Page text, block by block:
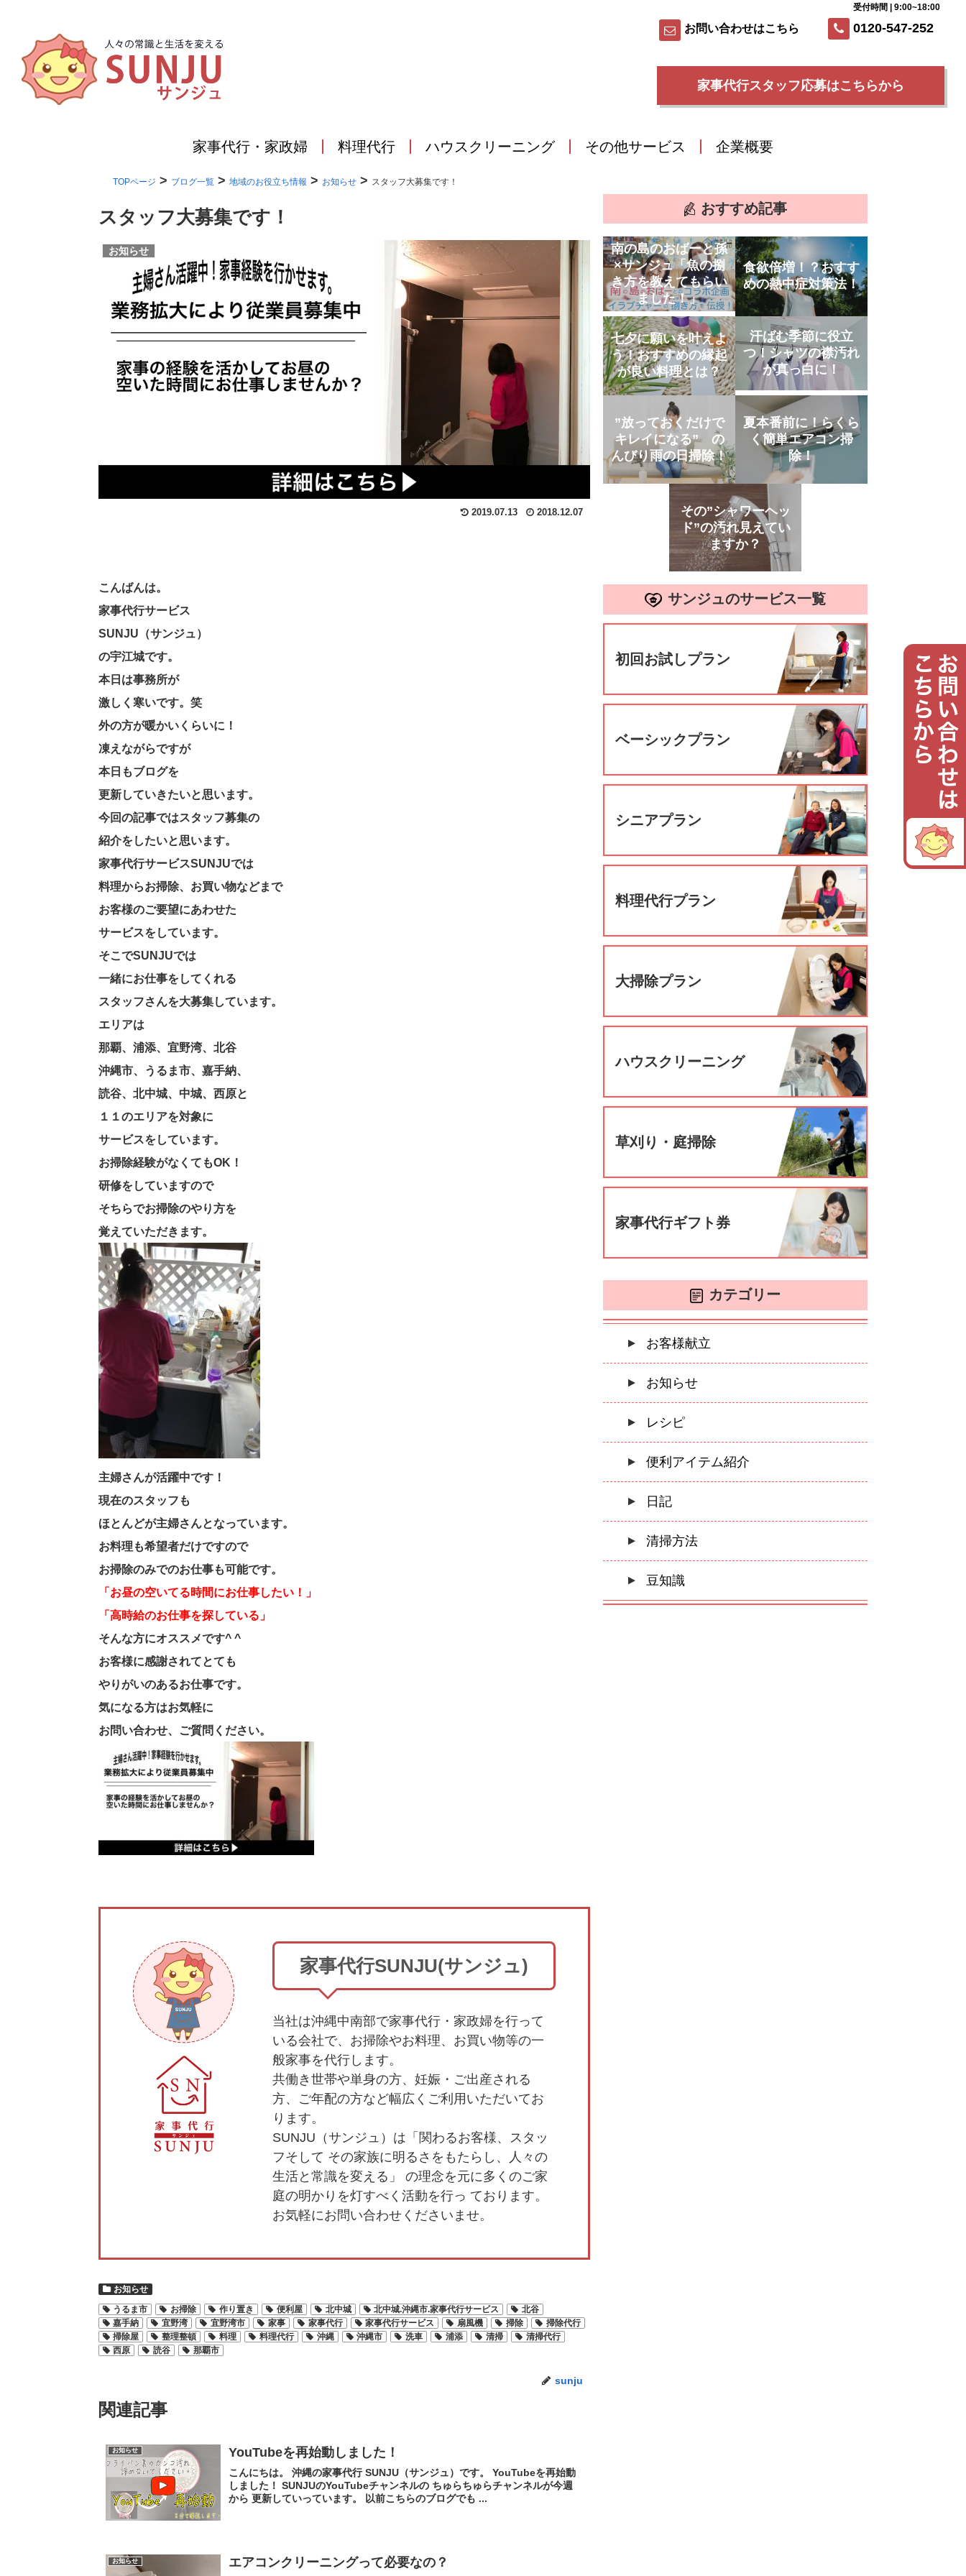
お問い合わせはこちら 0120-547-252
受付時間 | 9:00~18:00
家事代行スタッフ応募はこちらから
家事代行・家政婦 料理代行 ハウスクリーニング その他サービス 企業概要
TOPページ > ブログ一覧 > 地域のお役立ち情報 > お知らせ > スタッフ大募集です！
スタッフ大募集です！
お知らせ
2019.07.13 2018.12.07
こんばんは。
家事代行サービス
SUNJU（サンジュ）
の宇江城です。
本日は事務所が
激しく寒いです。笑
外の方が暖かいくらいに！
凍えながらですが
本日もブログを
更新していきたいと思います。
今回の記事ではスタッフ募集の
紹介をしたいと思います。
家事代行サービスSUNJUでは
料理からお掃除、お買い物などまで
お客様のご要望にあわせた
サービスをしています。
そこでSUNJUでは
一緒にお仕事をしてくれる
スタッフさんを大募集しています。
エリアは
那覇、浦添、宜野湾、北谷
沖縄市、うるま市、嘉手納、
読谷、北中城、中城、西原と
１１のエリアを対象に
サービスをしています。
お掃除経験がなくてもOK！
研修をしていますので
そちらでお掃除のやり方を
覚えていただきます。
主婦さんが活躍中です！
現在のスタッフも
ほとんどが主婦さんとなっています。
お料理も希望者だけですので
お掃除のみでのお仕事も可能です。
「お昼の空いてる時間にお仕事したい！」
「高時給のお仕事を探している」
そんな方にオススメです^ ^
お客様に感謝されてとても
やりがいのあるお仕事です。
気になる方はお気軽に
お問い合わせ、ご質問ください。
家事代行SUNJU(サンジュ)
当社は沖縄中南部で家事代行・家政婦を行って
いる会社で、お掃除やお料理、お買い物等の一
般家事を代行します。
共働き世帯や単身の方、妊娠・ご出産される
方、ご年配の方など幅広くご利用いただいてお
ります。
SUNJU（サンジュ）は「関わるお客様、スタッ
フそして その家族に明るさをもたらし、人々の
生活と常識を変える」 の理念を元に多くのご家
庭の明かりを灯すべく活動を行っ ております。
お気軽にお問い合わせくださいませ。
お知らせ
うるま市
お掃除 作り置き 便利屋 北中城 北中城.沖縄市.家事代行サービス
北谷
嘉手納
宜野湾 宜野湾市 家事 家事代行 家事代行サービス 扇風機 掃除
掃除代行
掃除屋
整理整頓 料理 料理代行 沖縄 沖縄市 洗車 浦添 清掃
清掃代行
西原
読谷 那覇市
sunju
関連記事
お知らせ YouTubeを再始動しました！
こんにちは。 沖縄の家事代行 SUNJU（サンジュ）です。 YouTubeを再始動
しました！ SUNJUのYouTubeチャンネルの ちゅらちゅらチャンネルが今週
から 更新していっています。 以前こちらのブログでも ...
お知らせ エアコンクリーニングって必要なの？
おすすめ記事
南の島のおばーと孫
×サンジュ「魚の捌
き方を教えてもらい
ました！」
食欲倍増！？おすす
めの熱中症対策法！
七夕に願いを叶えよ
う！おすすめの縁起
が良い料理とは？
汗ばむ季節に役立
つ！シャツの襟汚れ
が真っ白に！
”放っておくだけで
キレイになる” の
んびり雨の日掃除！
夏本番前に！らくら
く簡単エアコン掃
除！
その”シャワーヘッ
ド”の汚れ見えてい
ますか？
サンジュのサービス一覧
初回お試しプラン
ベーシックプラン
シニアプラン
料理代行プラン
大掃除プラン
ハウスクリーニング
草刈り・庭掃除
家事代行ギフト券
カテゴリー
お客様献立
お知らせ
レシピ
便利アイテム紹介
日記
清掃方法
豆知識